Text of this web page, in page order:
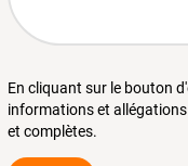
En cliquant sur le bouton
informations et
et complètes.